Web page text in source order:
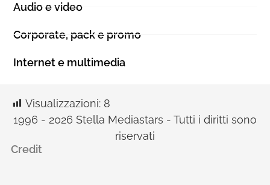
Audio e video
Corporate, pack e promo
Internet e multimedia
Visualizzazioni: 8
1996 - 2026 Stella Mediastars - Tutti i diritti sono
riservati
Credit